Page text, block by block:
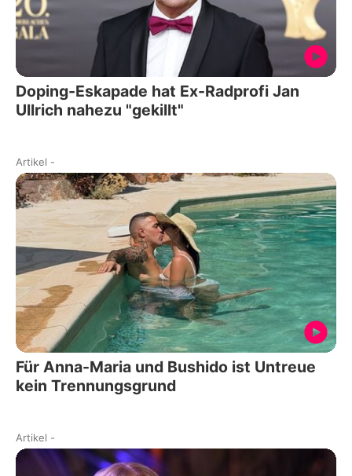
Doping-Eskapade hat Ex-Radprofi Jan
Ullrich nahezu "gekillt"
Artikel -
Für Anna-Maria und Bushido ist Untreue
kein Trennungsgrund
Artikel -